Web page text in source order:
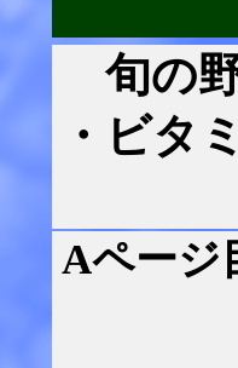
旬の
・ビタ
Aページ